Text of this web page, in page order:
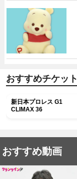
おすすめチケット
新日本プロレス G1
CLIMAX 36
おすすめ動画